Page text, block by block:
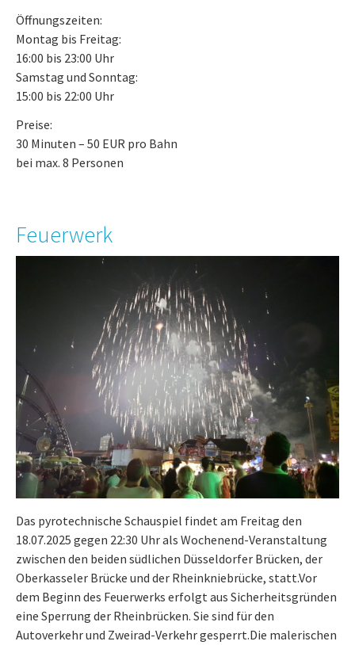
Öffnungszeiten:
Montag bis Freitag:
16:00 bis 23:00 Uhr
Samstag und Sonntag:
15:00 bis 22:00 Uhr
Preise:
30 Minuten – 50 EUR pro Bahn
bei max. 8 Personen
Feuerwerk
Das pyrotechnische Schauspiel findet am Freitag den
18.07.2025 gegen 22:30 Uhr als Wochenend-Veranstaltung
zwischen den beiden südlichen Düsseldorfer Brücken, der
Oberkasseler Brücke und der Rheinkniebrücke, statt.Vor
dem Beginn des Feuerwerks erfolgt aus Sicherheitsgründen
eine Sperrung der Rheinbrücken. Sie sind für den
Autoverkehr und Zweirad-Verkehr gesperrt.Die malerischen